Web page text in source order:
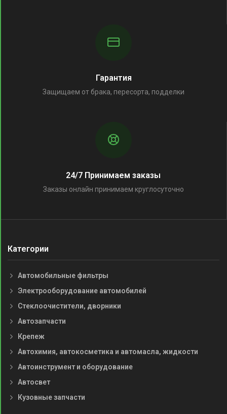
Гарантия
Защищаем от брака, пересорта, подделки
24/7 Принимаем заказы
Заказы онлайн принимаем круглосуточно
Категории
Автомобильные фильтры
Электрооборудование автомобилей
Стеклоочистители, дворники
Автозапчасти
Крепеж
Автохимия, автокосметика и автомасла, жидкости
Автоинструмент и оборудование
Автосвет
Кузовные запчасти